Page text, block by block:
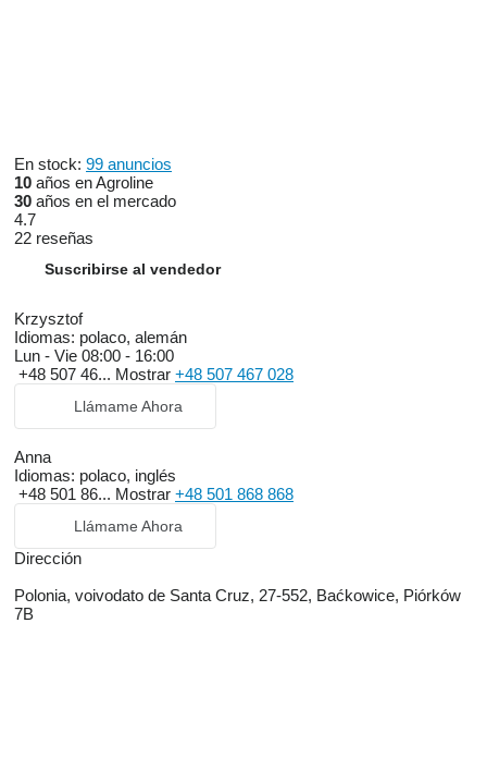
En stock: 99 anuncios
10 años en Agroline
30 años en el mercado
4.7
22 reseñas
Suscribirse al vendedor
Krzysztof
Idiomas: polaco, alemán
Lun - Vie 08:00 - 16:00
+48 507 46... Mostrar +48 507 467 028
Llámame Ahora
Anna
Idiomas: polaco, inglés
+48 501 86... Mostrar +48 501 868 868
Llámame Ahora
Dirección
Polonia, voivodato de Santa Cruz, 27-552, Baćkowice, Piórków
7B